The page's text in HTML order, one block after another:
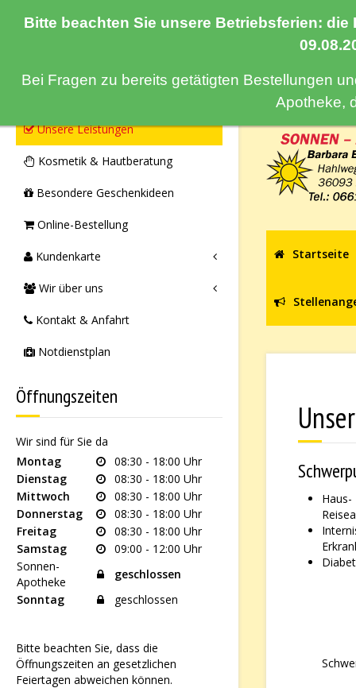
Bitte beachten Sie unsere Betriebsferien:
Bei Fragen zu bereits getätigten Bestellungen
Apotheke,
Unsere Leistungen
Kosmetik & Hautberatung
Besondere Geschenkideen
Online-Bestellung
Kundenkarte
Wir über uns
Kontakt & Anfahrt
Notdienstplan
Öffnungszeiten
Wir sind für Sie da
Montag
08:30 - 18:00 Uhr
Dienstag
08:30 - 18:00 Uhr
Mittwoch
08:30 - 18:00 Uhr
Donnerstag
08:30 - 18:00 Uhr
Freitag
08:30 - 18:00 Uhr
Samstag
09:00 - 12:00 Uhr
Sonnen-
Apotheke
geschlossen
Sonntag
geschlossen
Bitte beachten Sie, dass die
Öffnungszeiten an gesetzlichen
Feiertagen abweichen können.
Startseite